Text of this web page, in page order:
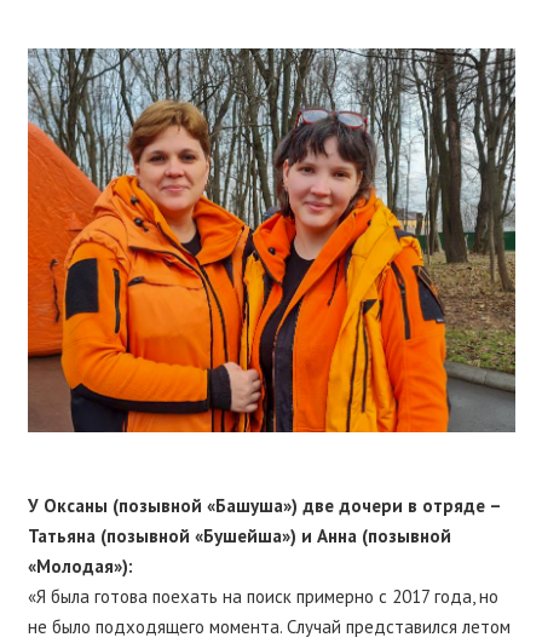
У Оксаны (позывной «Башуша») две дочери в отряде –
Татьяна (позывной «Бушейша») и Анна (позывной
«Молодая»):
«Я была готова поехать на поиск примерно с 2017 года, но
не было подходящего момента. Случай представился летом